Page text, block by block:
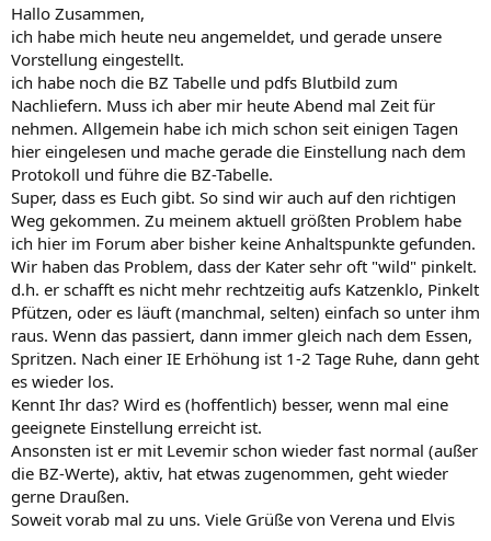
Hallo Zusammen,
ich habe mich heute neu angemeldet, und gerade unsere
Vorstellung eingestellt.
ich habe noch die BZ Tabelle und pdfs Blutbild zum
Nachliefern. Muss ich aber mir heute Abend mal Zeit für
nehmen. Allgemein habe ich mich schon seit einigen Tagen
hier eingelesen und mache gerade die Einstellung nach dem
Protokoll und führe die BZ-Tabelle.
Super, dass es Euch gibt. So sind wir auch auf den richtigen
Weg gekommen. Zu meinem aktuell größten Problem habe
ich hier im Forum aber bisher keine Anhaltspunkte gefunden.
Wir haben das Problem, dass der Kater sehr oft "wild" pinkelt.
d.h. er schafft es nicht mehr rechtzeitig aufs Katzenklo, Pinkelt
Pfützen, oder es läuft (manchmal, selten) einfach so unter ihm
raus. Wenn das passiert, dann immer gleich nach dem Essen,
Spritzen. Nach einer IE Erhöhung ist 1-2 Tage Ruhe, dann geht
es wieder los.
Kennt Ihr das? Wird es (hoffentlich) besser, wenn mal eine
geeignete Einstellung erreicht ist.
Ansonsten ist er mit Levemir schon wieder fast normal (außer
die BZ-Werte), aktiv, hat etwas zugenommen, geht wieder
gerne Draußen.
Soweit vorab mal zu uns. Viele Grüße von Verena und Elvis